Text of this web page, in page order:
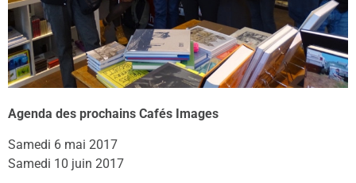
Agenda des prochains Cafés Images
Samedi 6 mai 2017
Samedi 10 juin 2017